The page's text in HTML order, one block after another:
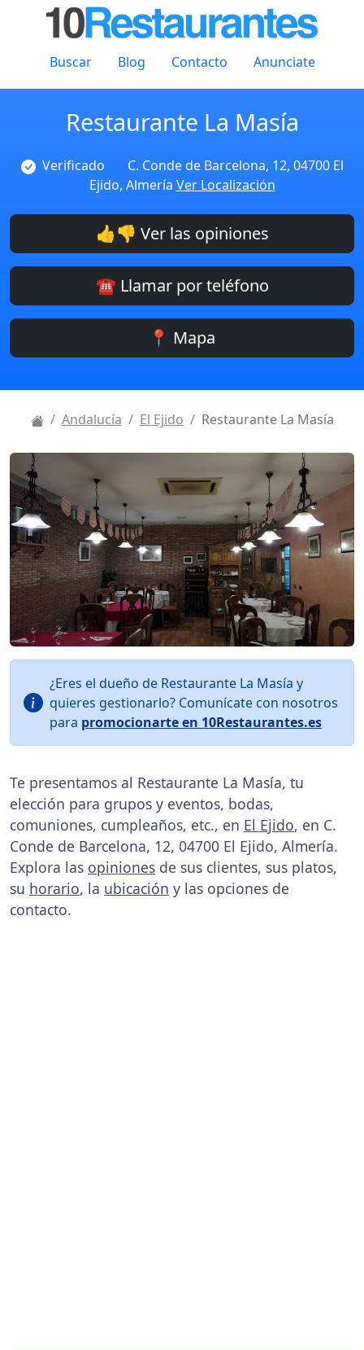
Buscar Blog Contacto Anunciate
Restaurante La Masía
Verificado
C. Conde de Barcelona, 12, 04700 El
Ejido, Almería Ver Localización
👍👎 Ver las opiniones
☎️ Llamar por teléfono
📍 Mapa
Andalucía El Ejido Restaurante La Masía
¿Eres el dueño de Restaurante La Masía y
quieres gestionarlo? Comunícate con nosotros
para promocionarte en 10Restaurantes.es
Te presentamos al Restaurante La Masía, tu
elección para grupos y eventos, bodas,
comuniones, cumpleaños, etc., en El Ejido, en C.
Conde de Barcelona, 12, 04700 El Ejido, Almería.
Explora las opiniones de sus clientes, sus platos,
su horario, la ubicación y las opciones de
contacto.